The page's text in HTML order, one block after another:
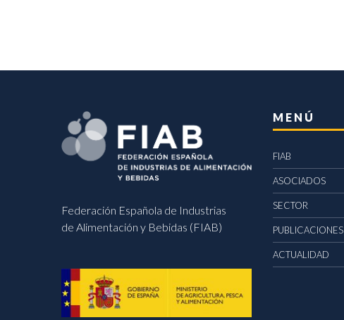
Federación Española de Industrias
de Alimentación y Bebidas (FIAB)
MENÚ
FIAB
ASOCIADOS
SECTOR
PUBLICACIONES
ACTUALIDAD